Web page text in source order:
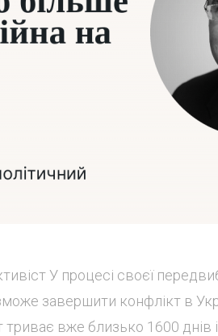
У процесі своєї
завершити конфлікт в
вже близько 1600 днів